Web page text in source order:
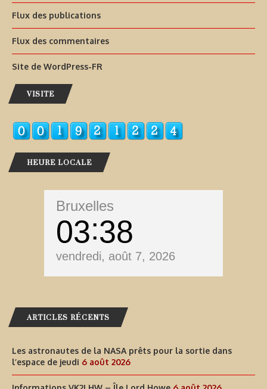
Flux des publications
Flux des commentaires
Site de WordPress-FR
VISITE
HEURE LOCALE
Bruxelles
03 38
vendredi, août 7, 2026
ARTICLES RÉCENTS
Les astronautes de la NASA prêts pour la sortie dans
l’espace de jeudi 6 août 2026